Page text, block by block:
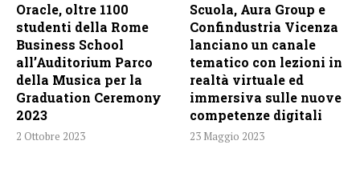
Oracle, oltre 1100
studenti della Rome
Business School
all’Auditorium Parco
della Musica per la
Graduation Ceremony
2023
2 Ottobre 2023
Scuola, Aura Group e
Confindustria Vicenza
lanciano un canale
tematico con lezioni in
realtà virtuale ed
immersiva sulle nuove
competenze digitali
23 Maggio 2023